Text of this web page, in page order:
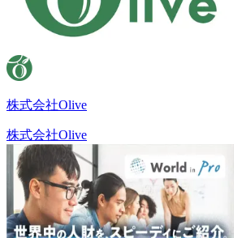
株式会社Olive
株式会社Olive